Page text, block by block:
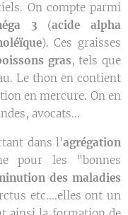
On compte parmi
3 (acide alpha
). Ces graisses
gras, tels que
Le thon en contient
en mercure. On en
avocats...
dans l'agrégation
pour les "bonnes
des maladies
etc....elles ont un